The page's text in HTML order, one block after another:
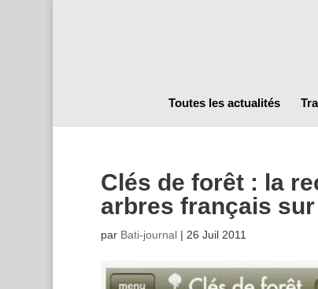
Toutes les actualités
Clés de forêt : la
arbres français
par Bati-journal| 26 Juil 2011